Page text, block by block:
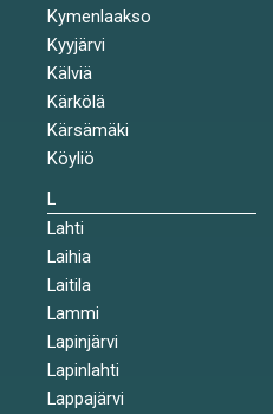
Kymenlaakso
Kyyjärvi
Kälviä
Kärkölä
Kärsämäki
Köyliö
L
Lahti
Laihia
Laitila
Lammi
Lapinjärvi
Lapinlahti
Lappajärvi